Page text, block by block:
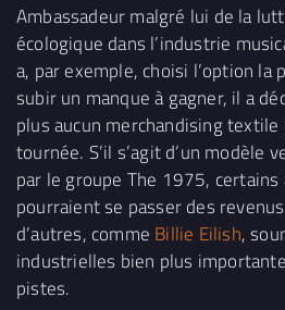
Ambassadeur malgré lui de la
écologique dans l’industrie
a, par exemple, choisi l’option
subir un manque à gagner, il a
plus aucun merchandising
tournée. S’il s’agit d’un modèle
par le groupe The 1975,
pourraient se passer des
d’autres, comme Billie Eilish,
industrielles bien plus
pistes.